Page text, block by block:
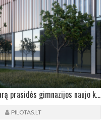
NEMĖŽIO LAUKIA PERMAINOS: Vasarą prasidės gimnazijos naujo korpuso statybos
PILOTAS.LT